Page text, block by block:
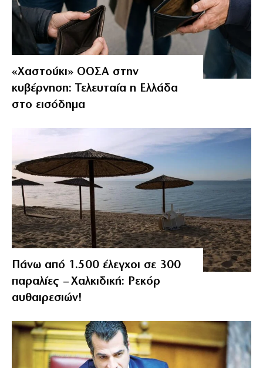
«Χαστούκι» ΟΟΣΑ στην
κυβέρνηση: Τελευταία η Ελλάδα
στο εισόδημα
Πάνω από 1.500 έλεγχοι σε 300
παραλίες – Χαλκιδική: Ρεκόρ
αυθαιρεσιών!